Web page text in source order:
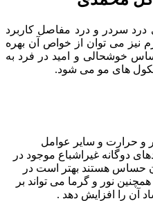
سردر و درد مفاصل کاربرد
نیز می توان از خواص آن بهره
خوشحالی و امید در فرد به
های مو می شود.
و حرارت و سایر عوامل
دوگانه غیراشباع موجود در
حساس هستند بهتر است در
نور و گرما می تواند بر
آن را افزایش دهد .